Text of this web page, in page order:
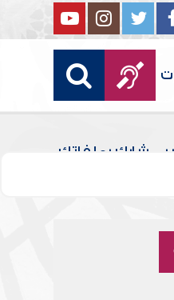
شارك بملفاتك